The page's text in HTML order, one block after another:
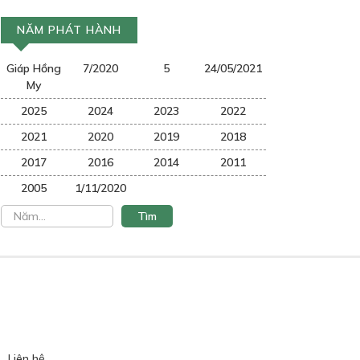
NĂM PHÁT HÀNH
Giáp Hồng
My
7/2020 5 24/05/2021
2025 2024 2023
2022
2021
2020 2019
2018
2017
2016 2014
2011
2005
1/11/2020